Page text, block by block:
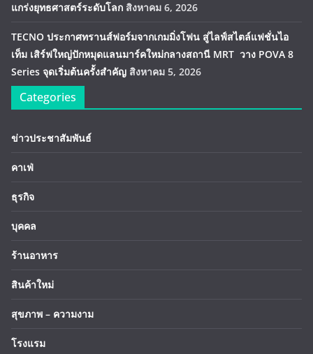
แกร่งยุทธศาสตร์ระดับโลก สิงหาคม 6, 2026
TECNO ประกาศทรานส์ฟอร์มจากเกมมิ่งโฟน สู่ไลฟ์สไตล์แฟชั่นไอ
เท็ม เสิร์ฟใหญ่ปักหมุดแลนมาร์คใหม่กลางสถานี MRT วาง POVA 8
Series จุดเริ่มต้นครั้งสำคัญ สิงหาคม 5, 2026
Categories
ข่าวประชาสัมพันธ์
คาเฟ่
ธุรกิจ
บุคคล
ร้านอาหาร
สินค้าใหม่
สุขภาพ – ความงาม
โรงแรม